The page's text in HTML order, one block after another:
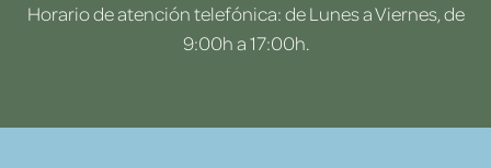
Horario de atención telefónica: de Lunes a Viernes, de
9:00h a 17:00h.